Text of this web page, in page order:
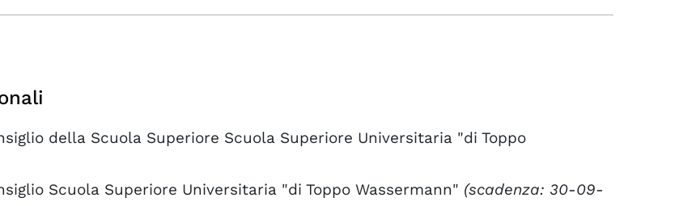
della Scuola Superiore Scuola Superiore Universitaria "di Toppo
Scuola Superiore Universitaria "di Toppo Wassermann" (scadenza: 30-09-